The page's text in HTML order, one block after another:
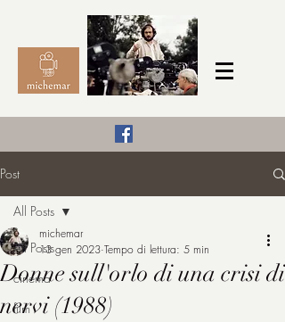
michemar
Post
All Posts
cinema
film
All Posts
Donne sull'orlo di una crisi di
nervi (1988)
michemar
13 gen 2023 Tempo di lettura: 5 min